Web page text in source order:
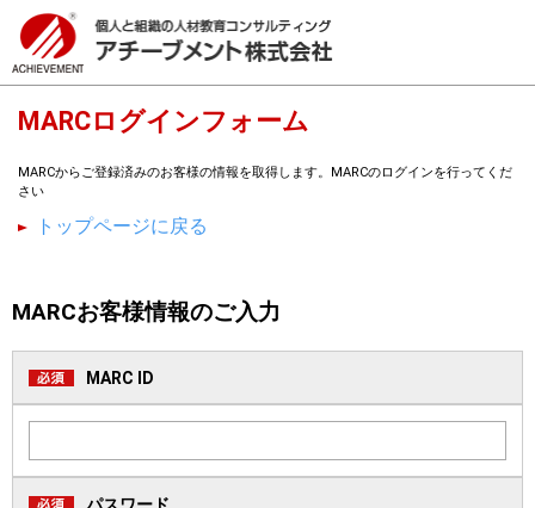
MARCログインフォーム
MARCからご登録済みのお客様の情報を取得します。MARCのログインを行ってくだ
さい
トップページに戻る
MARCお客様情報のご入力
MARC ID